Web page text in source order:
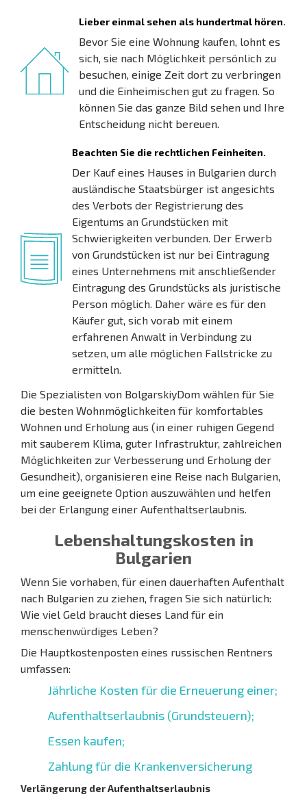
Lieber einmal sehen als hundertmal hören.
Bevor Sie eine Wohnung kaufen, lohnt es
sich, sie nach Möglichkeit persönlich zu
besuchen, einige Zeit dort zu verbringen
und die Einheimischen gut zu fragen. So
können Sie das ganze Bild sehen und Ihre
Entscheidung nicht bereuen.
Beachten Sie die rechtlichen Feinheiten.
Der Kauf eines Hauses in Bulgarien durch
ausländische Staatsbürger ist angesichts
des Verbots der Registrierung des
Eigentums an Grundstücken mit
Schwierigkeiten verbunden. Der Erwerb
von Grundstücken ist nur bei Eintragung
eines Unternehmens mit anschließender
Eintragung des Grundstücks als juristische
Person möglich. Daher wäre es für den
Käufer gut, sich vorab mit einem
erfahrenen Anwalt in Verbindung zu
setzen, um alle möglichen Fallstricke zu
ermitteln.
Die Spezialisten von BolgarskiyDom wählen für Sie
die besten Wohnmöglichkeiten für komfortables
Wohnen und Erholung aus (in einer ruhigen Gegend
mit sauberem Klima, guter Infrastruktur, zahlreichen
Möglichkeiten zur Verbesserung und Erholung der
Gesundheit), organisieren eine Reise nach Bulgarien,
um eine geeignete Option auszuwählen und helfen
bei der Erlangung einer Aufenthaltserlaubnis.
Lebenshaltungskosten in
Bulgarien
Wenn Sie vorhaben, für einen dauerhaften Aufenthalt
nach Bulgarien zu ziehen, fragen Sie sich natürlich:
Wie viel Geld braucht dieses Land für ein
menschenwürdiges Leben?
Die Hauptkostenposten eines russischen Rentners
umfassen:
Jährliche Kosten für die Erneuerung einer;
Aufenthaltserlaubnis (Grundsteuern);
Essen kaufen;
Zahlung für die Krankenversicherung
Verlängerung der Aufenthaltserlaubnis